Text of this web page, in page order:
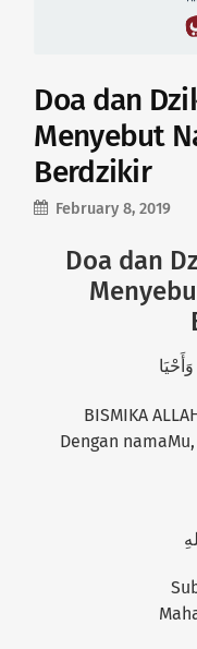
Doa dan
Menyebut
Berdzikir
February 8, 2019
Doa dan
BISMIKA
Dengan